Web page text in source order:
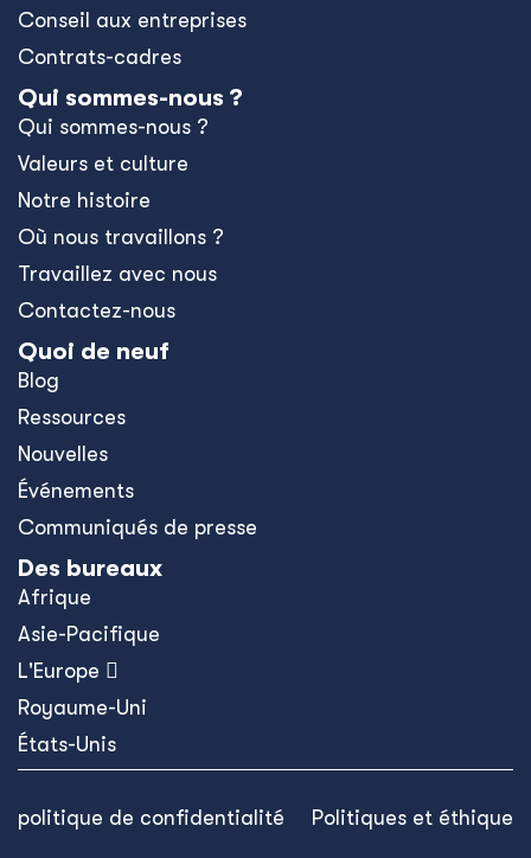
Conseil aux entreprises
Contrats-cadres
Qui sommes-nous ?
Qui sommes-nous ?
Valeurs et culture
Notre histoire
Où nous travaillons ?
Travaillez avec nous
Contactez-nous
Quoi de neuf
Blog
Ressources
Nouvelles
Événements
Communiqués de presse
Des bureaux
Afrique
Asie-Pacifique
L'Europe 
Royaume-Uni
États-Unis
politique de confidentialité Politiques et éthique